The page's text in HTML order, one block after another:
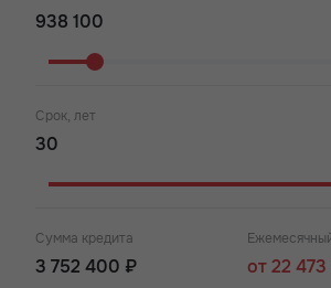
Срок, лет
Сумма кредита
3 752 400 ₽ от 22